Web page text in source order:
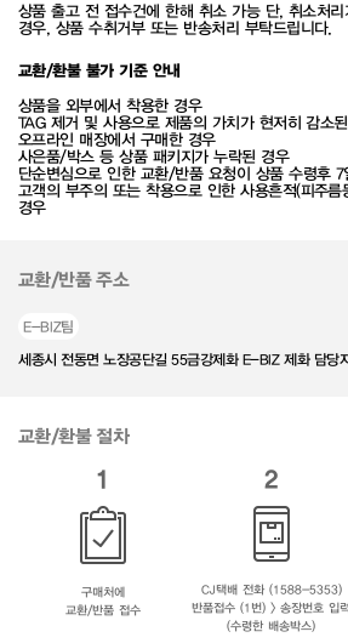
상품 출고 전 접수건에 한해 취소 가능 단, 취소처
경우, 상품 수취거부 또는 반송처리 부탁드립니다.
교환/환불 불가 기준 안내
상품을 외부에서 착용한 경우
TAG 제거 및 사용으로 제품의 가치가 현저히 감소
오프라인 매장에서 구매한 경우
사은품/박스 등 상품 패키지가 누락된 경우
단순변심으로 인한 교환/반품 요청이 상품 수령후
고객의 부주의 또는 착용으로 인한 사용흔적(피주름
경우
교환/반품 주소
E-BIZ팀
세종시 전동면 노장공단길 55금강제화 E-BIZ 제화 담당
교환/환불 절차
1
구매처에
교환/반품 접수
2
CJ택배 전화 (1588-5353)
반품접수 (1번) > 송장번호 입력
(수령한 배송박스)